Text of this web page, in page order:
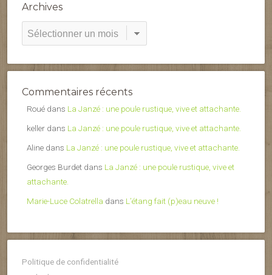
Archives
Archives
Commentaires récents
Roué dans La Janzé : une poule rustique, vive et attachante.
keller dans La Janzé : une poule rustique, vive et attachante.
Aline dans La Janzé : une poule rustique, vive et attachante.
Georges Burdet dans La Janzé : une poule rustique, vive et
attachante.
Marie-Luce Colatrella dans L’étang fait (p)eau neuve !
Politique de confidentialité